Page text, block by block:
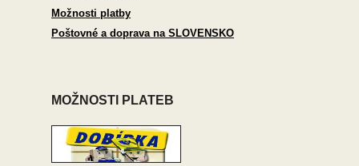
Možnosti platby
Poštovné a doprava na SLOVENSKO
MOŽNOSTI PLATEB